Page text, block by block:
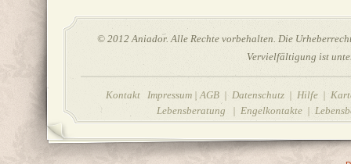
© 2012 Aniador. Alle Rechte vorbehalten. Die
Vervielfältigung ist
Kontakt Impressum |AGB | Datenschutz | Hilfe |
Lebensberatung | Engelkontakte |